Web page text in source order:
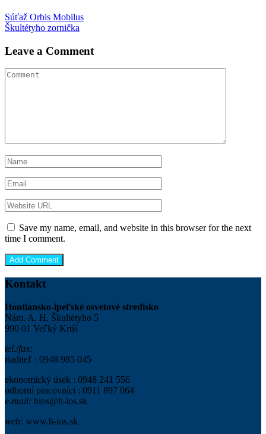
Súťaž Orbis Mobilus
Škultétyho zornička
Leave a Comment
Save my name, email, and website in this browser for the next
time I comment.
Kontakt
Hontiansko-ipeľské osvetové stredisko
Nám. A. H. Škultétyho 5
990 01 Veľký Krtíš
tel./fax:
riaditeľ : 0948 985 045
ekonomický úsek : 0948 241 556
odborní pracovníci : 0911 897 064
e-mail: hios@h-ios.sk
web: www.h-ios.sk